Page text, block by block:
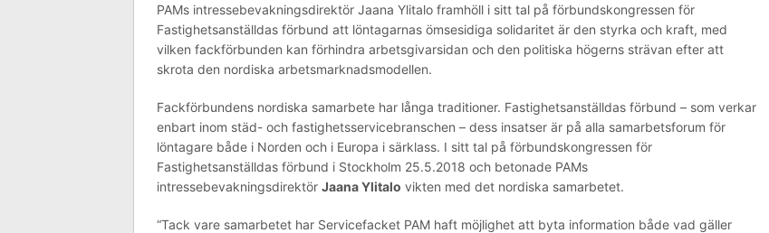
PAMs intressebevakningsdirektör Jaana Ylitalo framhöll i sitt tal på förbundskongressen för
Fastighetsanställdas förbund att löntagarnas ömsesidiga solidaritet är den styrka och kraft, med
vilken fackförbunden kan förhindra arbetsgivarsidan och den politiska högerns strävan efter att
skrota den nordiska arbetsmarknadsmodellen.
Fackförbundens nordiska samarbete har långa traditioner. Fastighetsanställdas förbund – som verkar
enbart inom städ- och fastighetsservicebranschen – dess insatser är på alla samarbetsforum för
löntagare både i Norden och i Europa i särklass. I sitt tal på förbundskongressen för
Fastighetsanställdas förbund i Stockholm 25.5.2018 och betonade PAMs
intressebevakningsdirektör Jaana Ylitalo vikten med det nordiska samarbetet.
“Tack vare samarbetet har Servicefacket PAM haft möjlighet att byta information både vad gäller